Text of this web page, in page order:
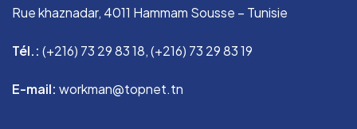
Rue khaznadar, 4011 Hammam Sousse – Tunisie
Tél.: (+216) 73 29 83 18, (+216) 73 29 83 19
E-mail: workman@topnet.tn